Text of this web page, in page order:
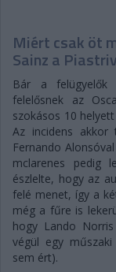
Miért csak öt
Sainz a
Bár a felügyelők
felelősnek az
szokásos 10
Az incidens akkor
Fernando
mclarenes pedig
észlelte, hogy az
felé menet, így a
még a fűre is
hogy Lando
végül egy
sem ért).